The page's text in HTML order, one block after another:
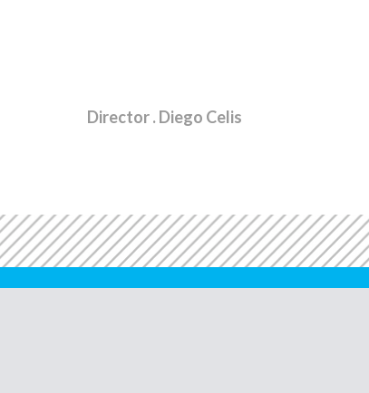
Director. Diego Celis